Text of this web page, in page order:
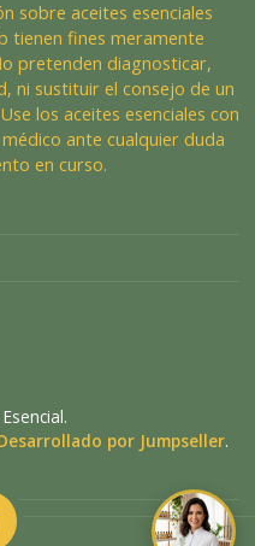
sobre aceites esenciales
tienen fines meramente
pretenden diagnosticar,
ni sustituir el consejo de un
los aceites esenciales con
ante cualquier duda
en curso.
por Jumpseller.